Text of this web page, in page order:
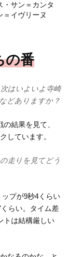
・サン＝カンタ
＝イヴリーヌ
の番
はいよいよ寺崎
どありますか？
結果を見て、
しています。
走りを見てどう
プが9秒4くらい
らい。タイム差
トは結構厳しい